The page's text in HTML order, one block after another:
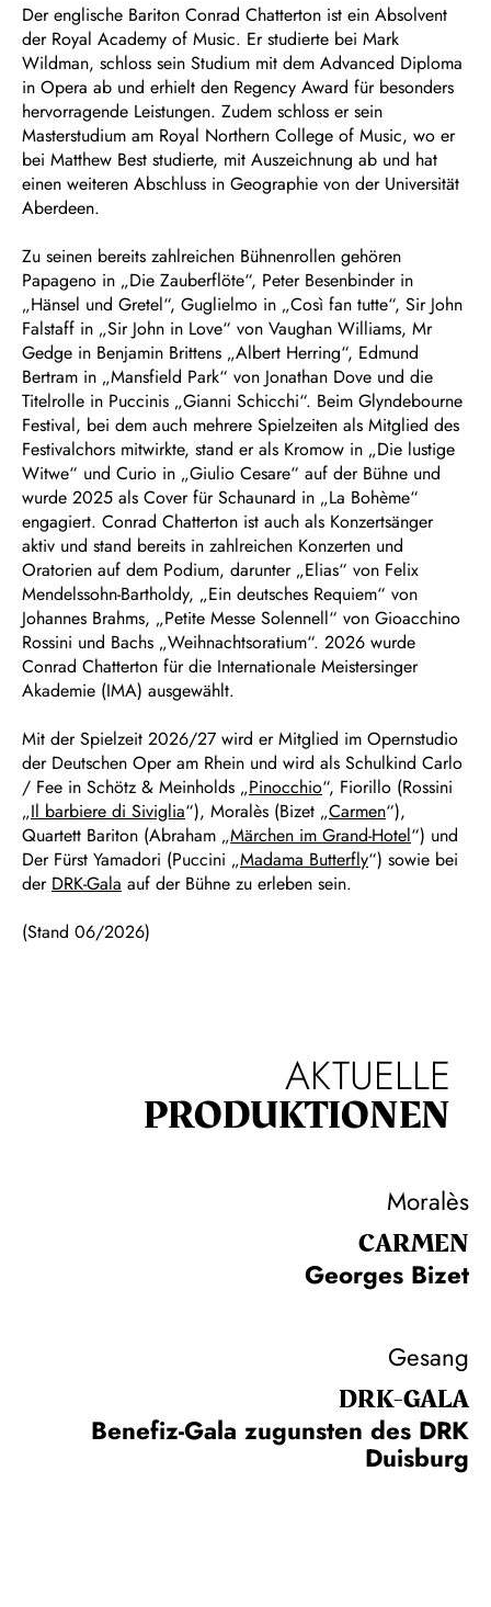
Der englische Bariton Conrad Chatterton ist ein Absolvent
der Royal Academy of Music. Er studierte bei Mark
Wildman, schloss sein Studium mit dem Advanced Diploma
in Opera ab und erhielt den Regency Award für besonders
hervorragende Leistungen. Zudem schloss er sein
Masterstudium am Royal Northern College of Music, wo er
bei Matthew Best studierte, mit Auszeichnung ab und hat
einen weiteren Abschluss in Geographie von der Universität
Aberdeen.
Zu seinen bereits zahlreichen Bühnenrollen gehören
Papageno in „Die Zauberflöte“, Peter Besenbinder in
„Hänsel und Gretel“, Guglielmo in „Così fan tutte“, Sir John
Falstaff in „Sir John in Love“ von Vaughan Williams, Mr
Gedge in Benjamin Brittens „Albert Herring“, Edmund
Bertram in „Mansfield Park“ von Jonathan Dove und die
Titelrolle in Puccinis „Gianni Schicchi“. Beim Glyndebourne
Festival, bei dem auch mehrere Spielzeiten als Mitglied des
Festivalchors mitwirkte, stand er als Kromow in „Die lustige
Witwe“ und Curio in „Giulio Cesare“ auf der Bühne und
wurde 2025 als Cover für Schaunard in „La Bohème“
engagiert. Conrad Chatterton ist auch als Konzertsänger
aktiv und stand bereits in zahlreichen Konzerten und
Oratorien auf dem Podium, darunter „Elias“ von Felix
Mendelssohn-Bartholdy, „Ein deutsches Requiem“ von
Johannes Brahms, „Petite Messe Solennell“ von Gioacchino
Rossini und Bachs „Weihnachtsoratium“. 2026 wurde
Conrad Chatterton für die Internationale Meistersinger
Akademie (IMA) ausgewählt.
Mit der Spielzeit 2026/27 wird er Mitglied im Opernstudio
der Deutschen Oper am Rhein und wird als Schulkind Carlo
/ Fee in Schötz & Meinholds „Pinocchio“, Fiorillo (Rossini
„Il barbiere di Siviglia“), Moralès (Bizet „Carmen“),
Quartett Bariton (Abraham „Märchen im Grand-Hotel“) und
Der Fürst Yamadori (Puccini „Madama Butterfly“) sowie bei
der DRK-Gala auf der Bühne zu erleben sein.
(Stand 06/2026)
AKTUELLE
PRODUKTIONEN
Moralès
CARMEN
Georges Bizet
Gesang
DRK-GALA
Benefiz-Gala zugunsten des DRK
Duisburg